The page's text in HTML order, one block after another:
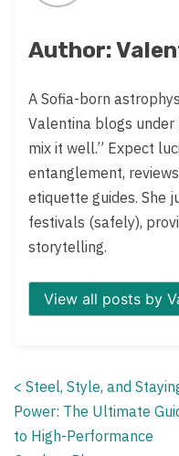
Author:
A Sofia-born
Valentina blogs
mix it well.” Expect
entanglement,
etiquette guides. She
festivals (safely),
storytelling.
Posts
navigation
< Steel, Style, and
Power: The Ultimate
to High-Performance